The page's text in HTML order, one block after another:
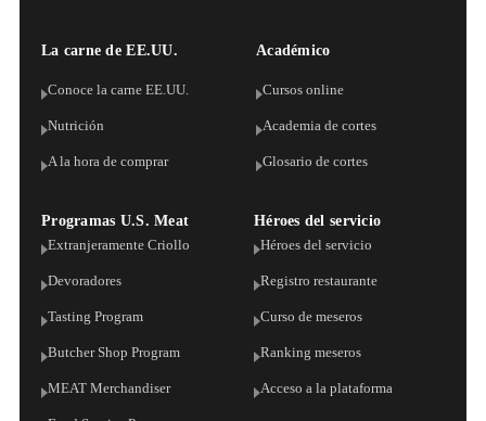
La carne de EE.UU.
Conoce la carne EE.UU.
Nutrición
A la hora de comprar
Académico
Cursos online
Academia de cortes
Glosario de cortes
Programas U.S. Meat
Extranjeramente Criollo
Devoradores
Tasting Program
Butcher Shop Program
MEAT Merchandiser
Héroes del servicio
Héroes del servicio
Registro restaurante
Curso de meseros
Ranking meseros
Acceso a la plataforma